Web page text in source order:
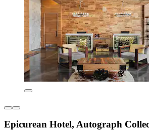
Epicurean Hotel, Autograph